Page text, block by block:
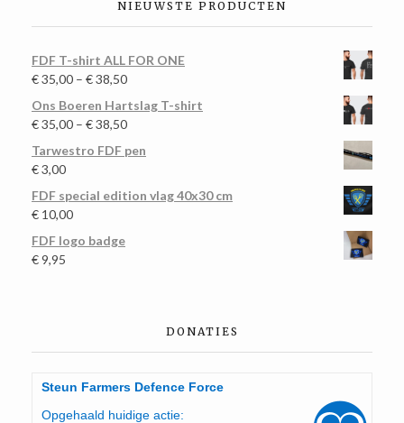
NIEUWSTE PRODUCTEN
FDF T-shirt ALL FOR ONE
€35,00 – €38,50
Ons Boeren Hartslag T-shirt
€35,00 – €38,50
Tarwestro FDF pen
€3,00
FDF special edition vlag 40x30 cm
€ 10,00
FDF logo badge
€9,95
DONATIES
Steun Farmers Defence Force
Opgehaald huidige actie: